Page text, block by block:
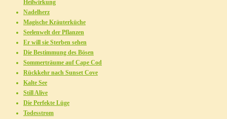
Heilwirkung
Nadelherz
Magische Kräuterküche
Seelenwelt der Pflanzen
Er will sie Sterben sehen
Die Bestimmung des Bösen
Sommerträume auf Cape Cod
Rückkehr nach Sunset Cove
Kalte See
Still Alive
Die Perfekte Lüge
Todesstrom